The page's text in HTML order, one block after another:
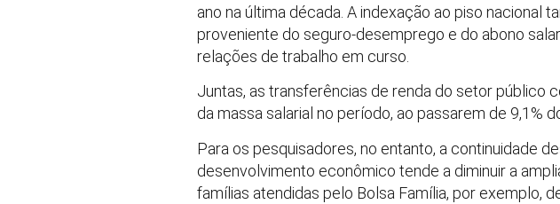
ano na última década. A indexação ao piso nacional
proveniente do seguro-desemprego e do abono
relações de trabalho em curso.
Juntas, as transferências de renda do setor público
da massa salarial no período, ao passarem de 9,1%
Para os pesquisadores, no entanto, a continuidade
desenvolvimento econômico tende a diminuir a
famílias atendidas pelo Bolsa Família, por exemplo,